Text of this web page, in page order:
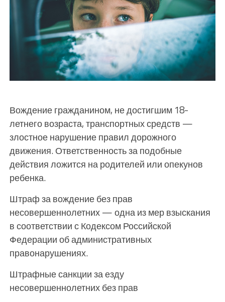
Вождение гражданином, не достигшим 18-
летнего возраста, транспортных средств —
злостное нарушение правил дорожного
движения. Ответственность за подобные
действия ложится на родителей или опекунов
ребенка.
Штраф за вождение без прав
несовершеннолетних — одна из мер взыскания
в соответствии с Кодексом Российской
Федерации об административных
правонарушениях.
Штрафные санкции за езду
несовершеннолетних без прав